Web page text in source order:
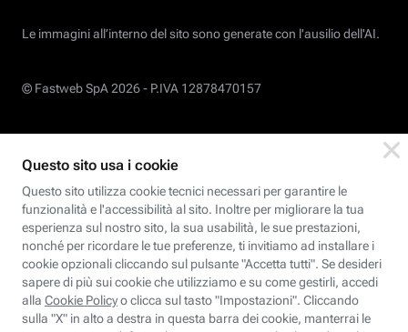
Le immagini all’interno del sito sono generate con l'ausilio dell'AI.
© Fastweb SpA 2026 - P.IVA 12878470157